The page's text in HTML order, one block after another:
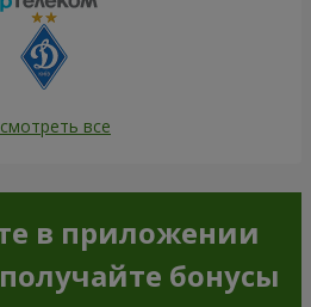
все
в приложении
бонусы